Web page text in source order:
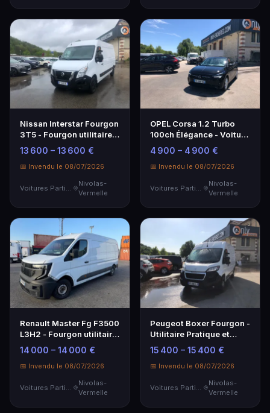
Nissan Interstar Fourgon
3T5 - Fourgon utilitaire
fiable
13 600 – 13 600 €
📅 Invendu le 08/07/2026
Voitures Particulières
Nivolas-
Vermelle
OPEL Corsa 1.2 Turbo
100ch Élégance - Voiture
Particulière
4 900 – 4 900 €
📅 Invendu le 08/07/2026
Voitures Particulières
Nivolas-
Vermelle
Renault Master Fg F3500
L3H2 - Fourgon utilitaire
spacieux
14 000 – 14 000 €
📅 Invendu le 08/07/2026
Nivolas-
Vermelle
Peugeot Boxer Fourgon -
Utilitaire Pratique et
Spacieux
15 400 – 15 400 €
📅 Invendu le 08/07/2026
Nivolas-
Vermelle